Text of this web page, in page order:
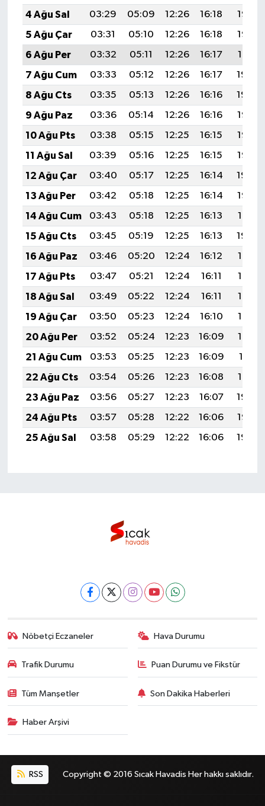
4 Ağu Sal
03:29 05:09 12:26 16:18
19:33
5 Ağu Çar
03:31 05:10 12:26 16:18
19:32
6 Ağu Per
03:32 05:11 12:26 16:17
19:31
7 Ağu Cum
03:33 05:12 12:26 16:17
19:30
8 Ağu Cts
03:35 05:13 12:26 16:16
19:29
9 Ağu Paz
03:36 05:14 12:26 16:16
19:27
10 Ağu Pts
03:38 05:15 12:25 16:15
19:26
11 Ağu Sal
03:39 05:16 12:25 16:15
19:25
12 Ağu Çar
03:40 05:17 12:25 16:14
19:24
13 Ağu Per
03:42 05:18 12:25 16:14
19:22
14 Ağu Cum
03:43 05:18 12:25 16:13
19:21
15 Ağu Cts
03:45 05:19 12:25 16:13
19:20
16 Ağu Paz
03:46 05:20 12:24 16:12
19:18
17 Ağu Pts
03:47 05:21 12:24 16:11
19:17
18 Ağu Sal
03:49 05:22 12:24 16:11
19:16
19 Ağu Çar
03:50 05:23 12:24 16:10
19:14
20 Ağu Per
03:52 05:24 12:23 16:09
19:13
21 Ağu Cum
03:53 05:25 12:23 16:09
19:11
22 Ağu Cts
03:54 05:26 12:23 16:08
19:10
23 Ağu Paz
03:56 05:27 12:23 16:07
19:08
24 Ağu Pts
03:57 05:28 12:22 16:06
19:07
25 Ağu Sal
03:58 05:29 12:22 16:06 19:05
Nöbetçi Eczaneler Hava Durumu
Trafik Durumu Puan Durumu ve Fikstür
Tüm Manşetler Son Dakika Haberleri
Haber Arşivi
RSS Copyright © 2016 Sıcak Havadis Her hakkı saklıdır.